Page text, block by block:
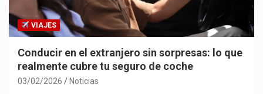
VIAJES
Conducir en el extranjero sin sorpresas: lo que
realmente cubre tu seguro de coche
03/02/2026 Noticias